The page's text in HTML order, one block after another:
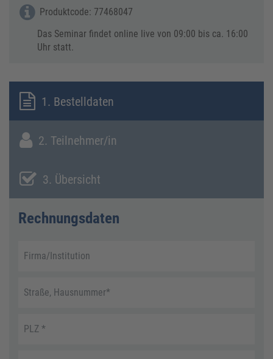
Produktcode: 77468047
Das Seminar findet online live von 09:00 bis ca. 16:00
Uhr statt.
1. Bestelldaten
2. Teilnehmer/in
3. Übersicht
Rechnungsdaten
Firma/Institution
Straße, Hausnummer*
PLZ *